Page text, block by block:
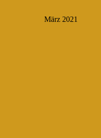
März 2021